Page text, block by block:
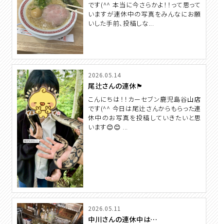
です(^^ 本当に今さらかよ！！って思って
いますが連休中の写真をみんなにお願
いした手前、投稿しな...
2026.05.14
尾辻さんの連休🏴
こんにちは！！カーセブン鹿児島谷山店
です(^^ 今日は尾辻さんからもらった連
休中のお写真を投稿していきたいと思
います😊😊 ...
2026.05.11
中川さんの連休中は…